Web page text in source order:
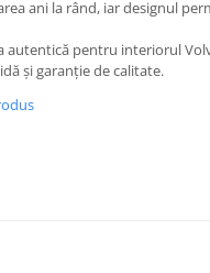
ani la rând, iar designul
autentică pentru interiorul
și garanție de calitate.